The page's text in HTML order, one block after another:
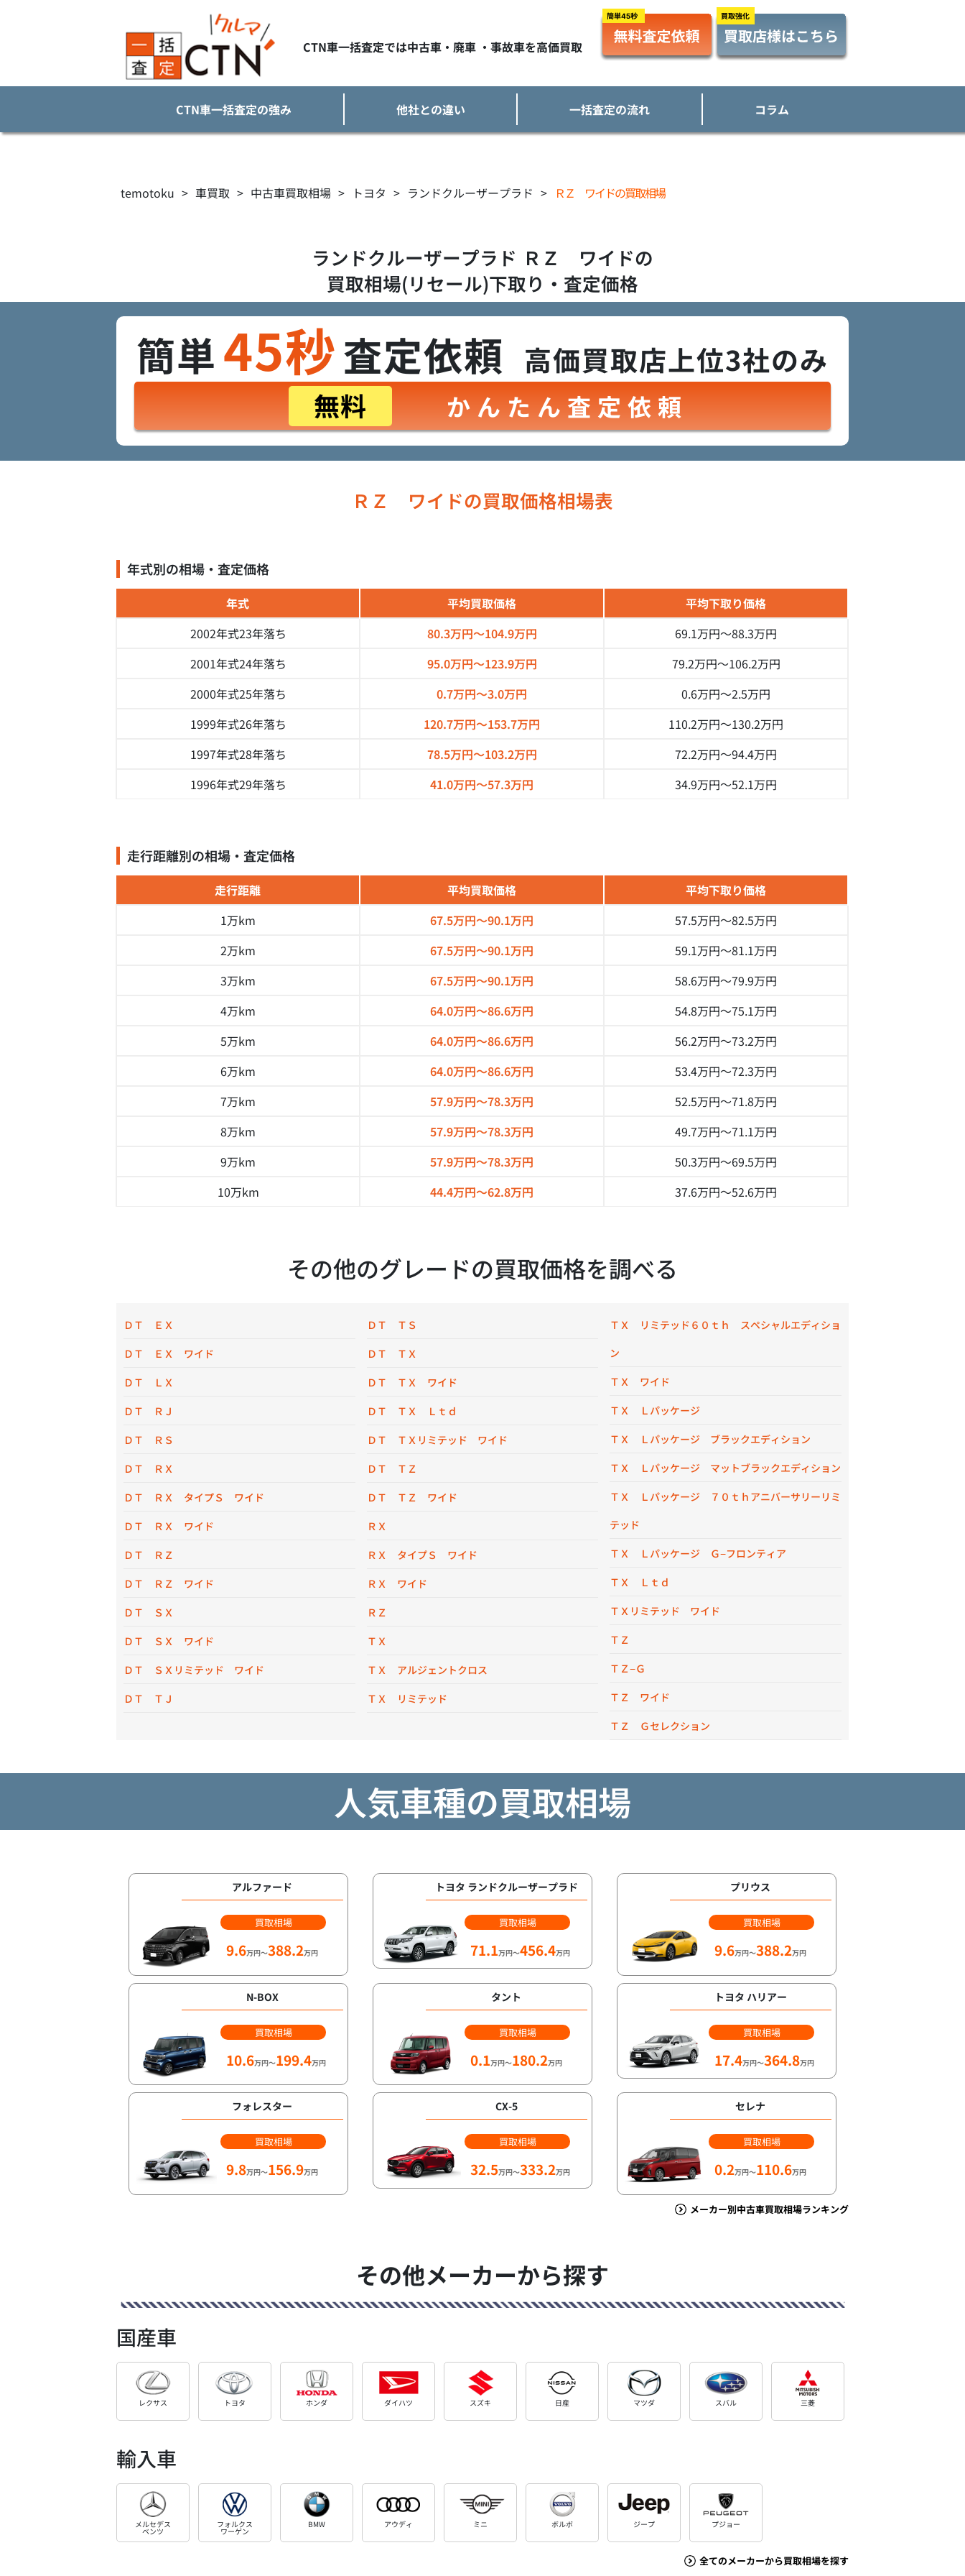
CTN車一括査定では中古車・廃車 ・事故車を高価買取
CTN車一括査定の強み 他社との違い 一括査定の流れ コラム
temotoku > 車買取 > 中古車買取相場 > トヨタ > ランドクルーザープラド > ＲＺ ワイドの買取相場
ランドクルーザープラド ＲＺ ワイドの
買取相場(リセール)下取り・査定価格
簡単45秒査定依頼 高価買取店上位3社のみ
無料 かんたん査定依頼
ＲＺ ワイドの買取価格相場表
年式別の相場・査定価格
年式 平均買取価格
平均下取り価格
2002年式23年落ち 80.3万円～104.9万円 69.1万円～88.3万円
2001年式24年落ち 95.0万円～123.9万円 79.2万円～106.2万円
2000年式25年落ち 0.7万円～3.0万円 0.6万円～2.5万円
1999年式26年落ち 120.7万円～153.7万円 110.2万円～130.2万円
1997年式28年落ち 78.5万円～103.2万円 72.2万円～94.4万円
1996年式29年落ち 41.0万円～57.3万円 34.9万円～52.1万円
走行距離別の相場・査定価格
走行距離 平均買取価格
平均下取り価格
1万km
67.5万円～90.1万円 57.5万円～82.5万円
2万km
67.5万円～90.1万円 59.1万円～81.1万円
3万km
67.5万円～90.1万円 58.6万円～79.9万円
4万km
64.0万円～86.6万円 54.8万円～75.1万円
5万km
64.0万円～86.6万円 56.2万円～73.2万円
6万km
64.0万円～86.6万円 53.4万円～72.3万円
7万km
57.9万円～78.3万円 52.5万円～71.8万円
8万km
57.9万円～78.3万円 49.7万円～71.1万円
9万km
57.9万円～78.3万円 50.3万円～69.5万円
10万km
44.4万円～62.8万円 37.6万円～52.6万円
その他のグレードの買取価格を調べる
ＤＴ ＥＸ
ＤＴ ＥＸ ワイド
ＤＴ ＬＸ
ＤＴ ＲＪ
ＤＴ ＲＳ
ＤＴ ＲＸ
ＤＴ ＲＸ タイプＳ ワイド
ＤＴ ＲＸ ワイド
ＤＴ ＲＺ
ＤＴ ＲＺ ワイド
ＤＴ ＳＸ
ＤＴ ＳＸ ワイド
ＤＴ ＳＸリミテッド ワイド
ＤＴ ＴＪ
ＤＴ ＴＳ
ＤＴ ＴＸ
ＤＴ ＴＸ ワイド
ＤＴ ＴＸ Ｌｔｄ
ＤＴ ＴＸリミテッド ワイド
ＤＴ ＴＺ
ＤＴ ＴＺ ワイド
ＲＸ
ＲＸ タイプＳ ワイド
ＲＸ ワイド
ＲＺ
ＴＸ
ＴＸ アルジェントクロス
ＴＸ リミテッド
ＴＸ リミテッド６０ｔｈ スペシャルエディショ
ン
ＴＸ ワイド
ＴＸ Ｌパッケージ
ＴＸ Ｌパッケージ ブラックエディション
ＴＸ Ｌパッケージ マットブラックエディション
ＴＸ Ｌパッケージ ７０ｔｈアニバーサリーリミ
テッド
ＴＸ Ｌパッケージ Ｇ−フロンティア
ＴＸ Ｌｔｄ
ＴＸリミテッド ワイド
ＴＺ
ＴＺ−Ｇ
ＴＺ ワイド
ＴＺ Ｇセレクション
人気車種の買取相場
アルファード
買取相場
9.6万円～388.2万円
トヨタ ランドクルーザープラド
買取相場
71.1万円～456.4万円
プリウス
買取相場
9.6万円～388.2万円
N-BOX
買取相場
10.6万円～199.4万円
タント
買取相場
0.1万円～180.2万円
トヨタ ハリアー
買取相場
17.4万円～364.8万円
フォレスター
買取相場
9.8万円～156.9万円
CX-5
買取相場
32.5万円～333.2万円
セレナ
買取相場
0.2万円～110.6万円
メーカー別中古車買取相場ランキング
その他メーカーから探す
国産車
レクサス トヨタ ホンダ ダイハツ スズキ 日産 マツダ スバル 三菱
輸入車
メルセデス
ベンツ
フォルクス
ワーゲン
BMW アウディ ミニ ボルボ ジープ プジョー
全てのメーカーから買取相場を探す